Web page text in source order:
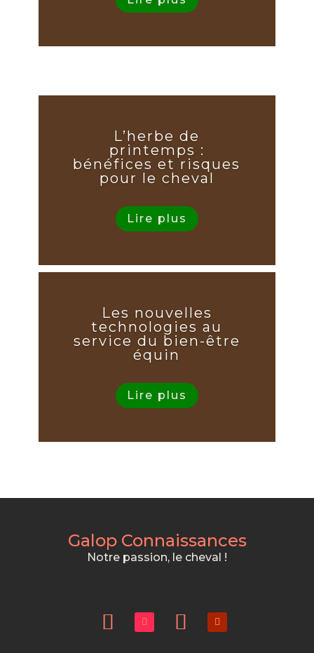
L’herbe de
printemps :
bénéfices et risques
pour le cheval
Lire plus
Les nouvelles
technologies au
service du bien-être
équin
Lire plus
Galop Connaissances
Notre passion, le cheval !